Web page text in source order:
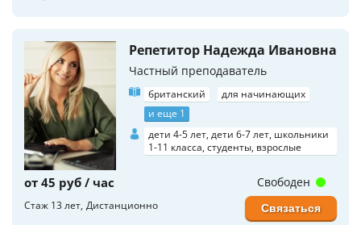
Репетитор Надежда Ивановна
Частный преподаватель
британский
для начинающих
и еще 1
дети 4-5 лет, дети 6-7 лет, школьники
1-11 класса, студенты, взрослые
от 45 руб / час
Стаж 13 лет Дистанционно
Свободен
Связаться